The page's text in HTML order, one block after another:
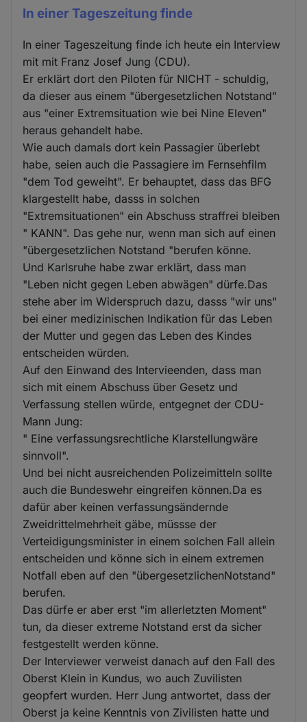
In einer Tageszeitung finde
In einer Tageszeitung finde ich heute ein Interview
mit mit Franz Josef Jung (CDU).
Er erklärt dort den Piloten für NICHT - schuldig,
da dieser aus einem "übergesetzlichen Notstand"
aus "einer Extremsituation wie bei Nine Eleven"
heraus gehandelt habe.
Wie auch damals dort kein Passagier überlebt
habe, seien auch die Passagiere im Fernsehfilm
"dem Tod geweiht". Er behauptet, dass das BFG
klargestellt habe, dasss in solchen
"Extremsituationen" ein Abschuss straffrei bleiben
" KANN". Das gehe nur, wenn man sich auf einen
"übergesetzlichen Notstand "berufen könne.
Und Karlsruhe habe zwar erklärt, dass man
"Leben nicht gegen Leben abwägen" dürfe.Das
stehe aber im Widerspruch dazu, dasss "wir uns"
bei einer medizinischen Indikation für das Leben
der Mutter und gegen das Leben des Kindes
entscheiden würden.
Auf den Einwand des Intervieenden, dass man
sich mit einem Abschuss über Gesetz und
Verfassung stellen würde, entgegnet der CDU-
Mann Jung:
" Eine verfassungsrechtliche Klarstellungwäre
sinnvoll".
Und bei nicht ausreichenden Polizeimitteln sollte
auch die Bundeswehr eingreifen können.Da es
dafür aber keinen verfassungsändernde
Zweidrittelmehrheit gäbe, müssse der
Verteidigungsminister in einem solchen Fall allein
entscheiden und könne sich in einem extremen
Notfall eben auf den "übergesetzlichenNotstand"
berufen.
Das dürfe er aber erst "im allerletzten Moment"
tun, da dieser extreme Notstand erst da sicher
festgestellt werden könne.
Der Interviewer verweist danach auf den Fall des
Oberst Klein in Kundus, wo auch Zuvilisten
geopfert wurden. Herr Jung antwortet, dass der
Oberst ja keine Kenntnis von Zivilisten hatte und